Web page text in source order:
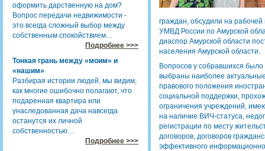
оформить дарственную на дом?
Вопрос передачи недвижимости -
это всегда сложный выбор между
собственным спокойствием…
Подробнее >>>
Тонкая грань между «моим» и
«нашим»
Разбирая истории людей, мы видим,
как многие ошибочно полагают, что
подаренная квартира или
унаследованная дача навсегда
останутся их личной
собственностью…
Подробнее >>>
граждан, обсудили на
УМВД России по Амурской
диаспор Амурской области
населения Амурской области.
Вопросов у собравшихся
выбраны наиболее
правового положения
социальной поддержки,
ограничения учреждений,
на наличие ВИЧ-статуса,
регистрации по месту
договоров, договоров
эффективного